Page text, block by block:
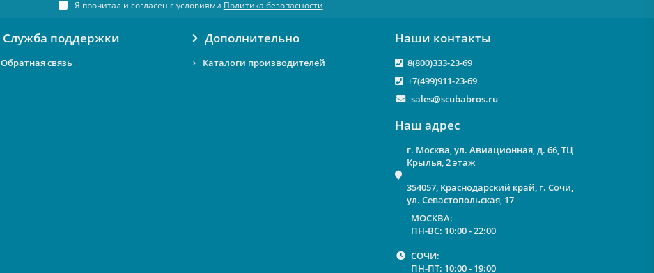
Я прочитал и согласен с условиями Политика безопасности
Служба поддержки
Обратная связь
Дополнительно
Каталоги производителей
Наши контакты
8(800)333-23-69
+7(499)911-23-69
sales@scubabros.ru
Наш адрес
г. Москва, ул. Авиационная, д. 66, ТЦ
Крылья, 2 этаж
354057, Краснодарский край, г. Сочи,
ул. Севастопольская, 17
МОСКВА:
ПН-ВС: 10:00 - 22:00
СОЧИ:
ПН-ПТ: 10:00 - 19:00